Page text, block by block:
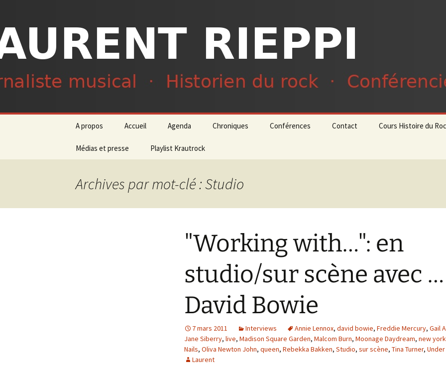
Laurent Rieppi
contenu
A propos Accueil Agenda Chroniques Conférences Contact Cours Histoire du
Médias et presse Playlist Krautrock
Archives par mot-clé : Studio
"Working with…": en
studio/sur scène avec …
David Bowie
7 mars 2011 Interviews Annie Lennox, david bowie, Freddie Mercury, Gail
Jane Siberry, live, Madison Square Garden, Malcom Burn, Moonage Daydream, new york
Nails, Oliva Newton John, queen, Rebekka Bakken, Studio, sur scène, Tina Turner,
Laurent